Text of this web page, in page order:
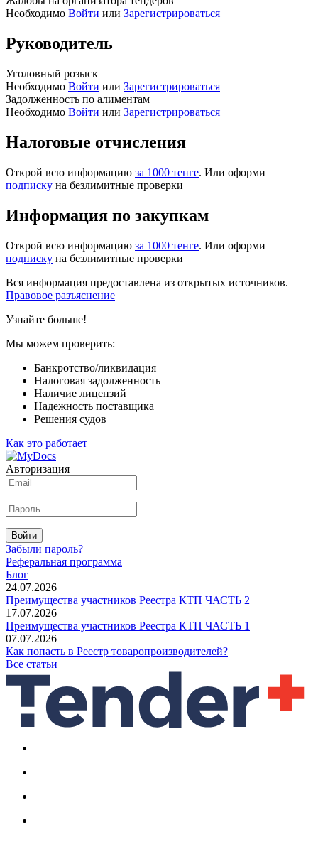
Необходимо Войти или Зарегистрироваться
Руководитель
Уголовный розыск
Необходимо Войти или Зарегистрироваться
Задолженность по алиментам
Необходимо Войти или Зарегистрироваться
Налоговые отчисления
Открой всю информацию за 1000 тенге. Или оформи
подписку на безлимитные проверки
Информация по закупкам
Открой всю информацию за 1000 тенге. Или оформи
подписку на безлимитные проверки
Вся информация предоставлена из открытых источников.
Правовое разъяснение
Узнайте больше!
Мы можем проверить:
Банкротство/ликвидация
Налоговая задолженность
Наличие лицензий
Надежность поставщика
Решения судов
Как это работает
Авторизация
Войти
Забыли пароль?
Реферальная программа
Блог
24.07.2026
Преимущества участников Реестра КТП ЧАСТЬ 2
17.07.2026
Преимущества участников Реестра КТП ЧАСТЬ 1
07.07.2026
Как попасть в Реестр товаропроизводителей?
Все статьи